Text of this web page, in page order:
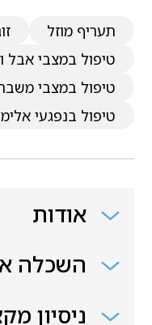
תעריף מוזל
טיפול במצבי אבל
טיפול במצבי
טיפול בנפגעי
אודות
השכלה
ניסיון